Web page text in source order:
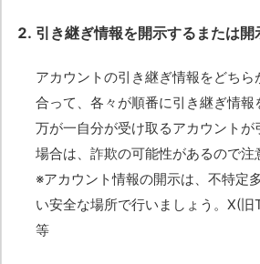
引き継ぎ情報を開示するまたは開
アカウントの引き継ぎ情報をどちら
合って、各々が順番に引き継ぎ情報
万が一自分が受け取るアカウントが
場合は、詐欺の可能性があるので注
※アカウント情報の開示は、不特定
い安全な場所で行いましょう。X(
等